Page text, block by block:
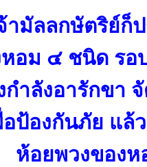
ามัลลกษัตริย์ก็
อม ๔ ชนิด รอ
กำลังอารักขา
อป้องกันภัย แล้
ห้อยพวงของห